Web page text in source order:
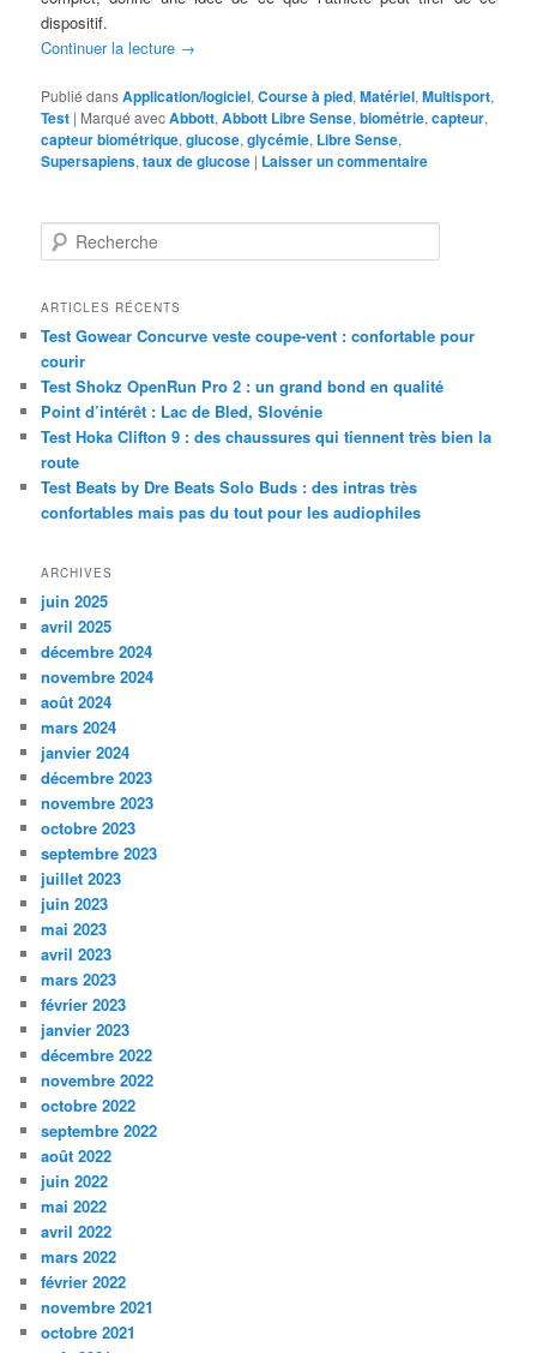
dispositif.
Continuer la lecture →
Publié dansApplication/logiciel,Course à pied,Matériel,Multisport,
Test | Marqué avecAbbott,Abbott Libre Sense,biométrie,capteur,
capteur biométrique,glucose,glycémie, Libre Sense,
Supersapiens,taux de glucose | Laisser un commentaire
e
h
r
c
h
e
ARTICLES RÉCENTS
Test Gowear Concurve veste coupe-vent : confortable pour
courir
Test Shokz OpenRun Pro 2 : un grand bond en qualité
Point d’intérêt : Lac de Bled, Slovénie
Test Hoka Clifton 9 : des chaussures qui tiennent très bien la
route
Test Beats by Dre Beats Solo Buds : des intras très
confortables mais pas du tout pour les audiophiles
ARCHIVES
juin 2025
avril 2025
décembre 2024
novembre 2024
août 2024
mars 2024
janvier 2024
décembre 2023
novembre 2023
octobre 2023
septembre 2023
juillet 2023
juin 2023
mai 2023
avril 2023
mars 2023
février 2023
janvier 2023
décembre 2022
novembre 2022
octobre 2022
septembre 2022
août 2022
juin 2022
mai 2022
avril 2022
mars 2022
février 2022
novembre 2021
octobre 2021